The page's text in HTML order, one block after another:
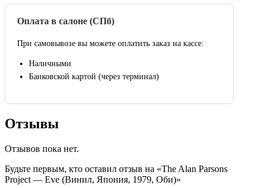
Оплата в салоне (СПб)
При самовывозе вы можете оплатить заказ на кассе:
Наличными
Банковской картой (через терминал)
Отзывы
Отзывов пока нет.
Будьте первым, кто оставил отзыв на «The Alan Parsons
Project — Eve (Винил, Япония, 1979, Оби)»